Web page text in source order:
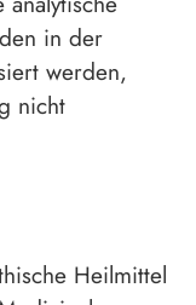
in der
werden,
nicht
Heilmittel